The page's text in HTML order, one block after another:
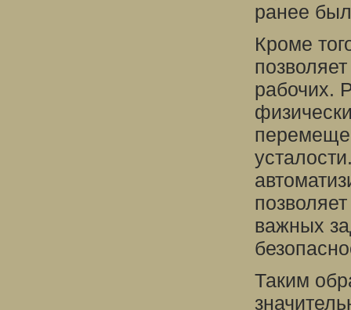
ранее
Кроме
рабочих.
важных
Таким